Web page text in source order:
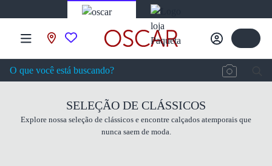
SELEÇÃO DE CLÁSSICOS
Explore nossa seleção de clássicos e encontre calçados atemporais que
nunca saem de moda.